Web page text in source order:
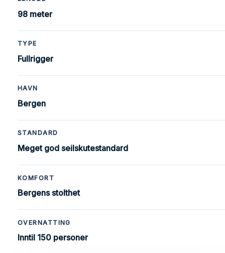
98 meter
TYPE
Fullrigger
HAVN
Bergen
STANDARD
Meget god seilskutestandard
KOMFORT
Bergens stolthet
OVERNATTING
Inntil 150 personer